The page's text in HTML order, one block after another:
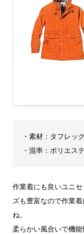
・素材：タフレッ
・混率：ポリエス
作業着にも良いユニ
ズも豊富なので作業
ね。
柔らかい風合いで機能